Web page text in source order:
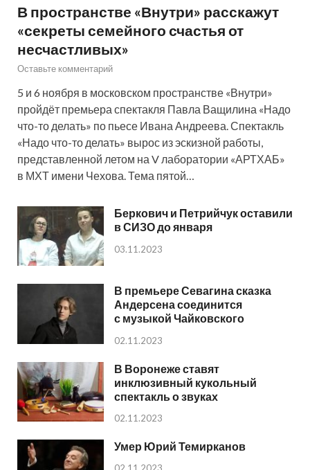
В пространстве «Внутри» расскажут
«секреты семейного счастья от
несчастливых»
Оставьте комментарий
5 и 6 ноября в московском пространстве «Внутри»
пройдёт премьера спектакля Павла Ващилина «Надо
что-то делать» по пьесе Ивана Андреева. Спектакль
«Надо что-то делать» вырос из эскизной работы,
представленной летом на V лаборатории «АРТХАБ»
в МХТ имени Чехова. Тема пятой…
Беркович и Петрийчук оставили
в СИЗО до января
03.11.2023
В премьере Севагина сказка
Андерсена соединится
с музыкой Чайковского
02.11.2023
В Воронеже ставят
инклюзивный кукольный
спектакль о звуках
02.11.2023
Умер Юрий Темирканов